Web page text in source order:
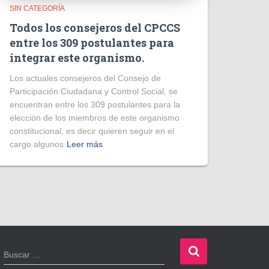
SIN CATEGORÍA
Todos los consejeros del CPCCS
entre los 309 postulantes para
integrar este organismo.
Los actuales consejeros del Consejo de
Participación Ciudadana y Control Social, se
encuentran entre los 309 postulantes para la
elección de los miembros de este organismo
constitucional, es decir quieren seguir en el
cargo algunos Leer más
B
u
Buscar …